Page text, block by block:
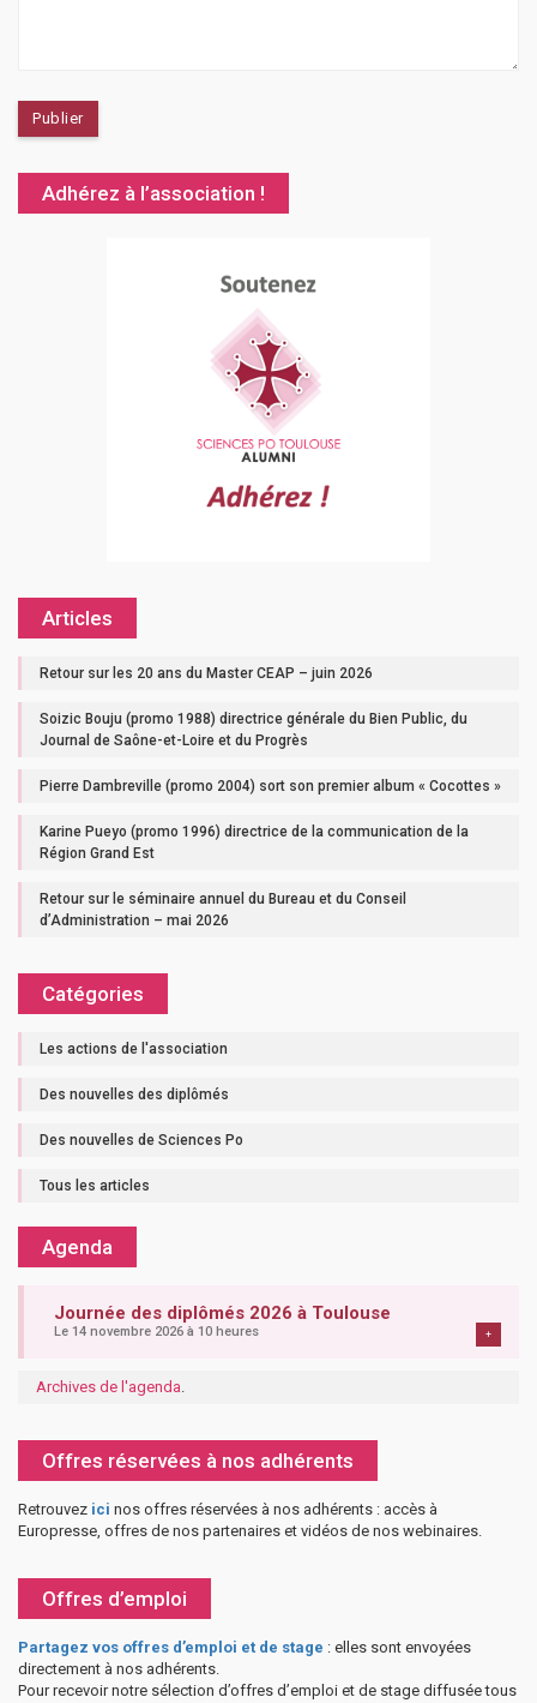
Adhérez à l’association !
Articles
Retour sur les 20 ans du Master CEAP – juin 2026
Soizic Bouju (promo 1988) directrice générale du Bien Public, du
Journal de Saône-et-Loire et du Progrès
Pierre Dambreville (promo 2004) sort son premier album « Cocottes »
Karine Pueyo (promo 1996) directrice de la communication de la
Région Grand Est
Retour sur le séminaire annuel du Bureau et du Conseil
d’Administration – mai 2026
Catégories
Les actions de l'association
Des nouvelles des diplômés
Des nouvelles de Sciences Po
Tous les articles
Agenda
Journée des diplômés 2026 à Toulouse
Le 14 novembre 2026 à 10 heures +
Archives de l'agenda
Offres réservées à nos adhérents
Retrouvez ici nos offres réservées à nos adhérents : accès à
Europresse, offres de nos partenaires et vidéos de nos webinaires.
Offres d’emploi
Partagez vos offres d’emploi et de stage : elles sont envoyées
directement à nos adhérents.
Pour recevoir notre sélection d’offres d’emploi et de stage diffusée tous